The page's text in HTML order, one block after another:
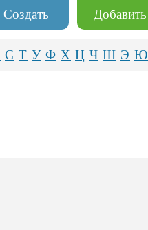
Добавить
Создать
С Т У Ф Х Ц Ч Ш Э Ю